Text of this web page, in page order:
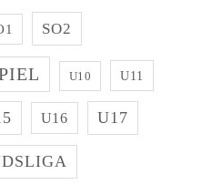
SO2
U10 U11
U16 U17